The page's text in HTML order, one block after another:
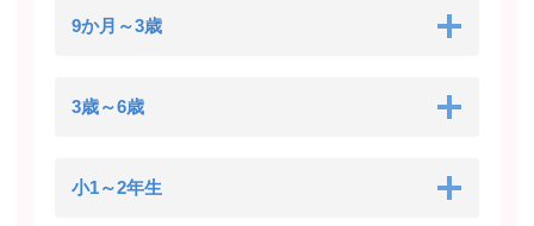
9か月～3歳
3歳～6歳
小1～2年生